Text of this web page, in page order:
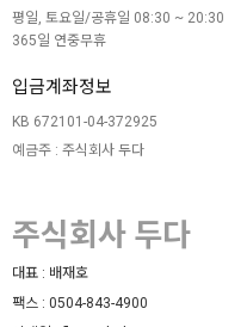
평일, 토요일/공휴일 08:30 ~ 20:30
365일 연중무휴
입금계좌정보
KB 672101-04-372925
예금주 : 주식회사 두다
주식회사 두다
대표 : 배재호
팩스 : 0504-843-4900